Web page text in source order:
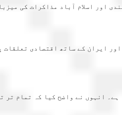
اور اسلام آباد مذاکرات کی
ایران کے ساتھ اقتصادی تعلقات
انہوں نے واضح کیا کہ تمام تر